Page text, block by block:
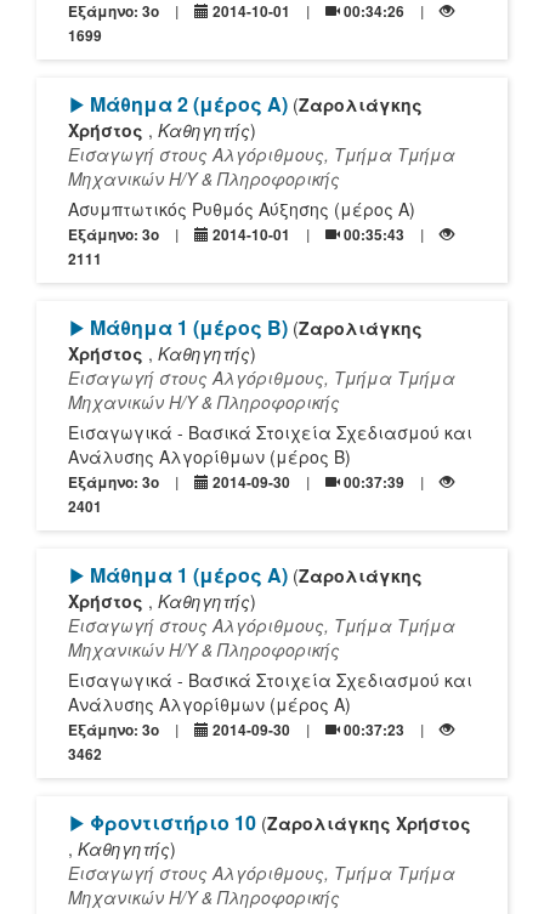
Εξάμηνο: 3o 2014-10-01
00:34:26
1699
[Play]
Μάθημα 2 (μέρος Α) (Ζαρολιάγκης
Χρήστος , Καθηγητής)
Εισαγωγή στους Αλγόριθμους, Τμήμα Τμήμα
Mηχανικών Η/Υ & Πληροφορικής
Ασυμπτωτικός Ρυθμός Αύξησης (μέρος Α)
Εξάμηνο: 3o 2014-10-01
00:35:43
2111
[Play]
Μάθημα 1 (μέρος Β) (Ζαρολιάγκης
Χρήστος , Καθηγητής)
Εισαγωγή στους Αλγόριθμους, Τμήμα Τμήμα
Mηχανικών Η/Υ & Πληροφορικής
Εισαγωγικά - Βασικά Στοιχεία Σχεδιασμού και
Ανάλυσης Αλγορίθμων (μέρος Β)
Εξάμηνο: 3o 2014-09-30
00:37:39
2401
[Play]
Μάθημα 1 (μέρος Α) (Ζαρολιάγκης
Χρήστος , Καθηγητής)
Εισαγωγή στους Αλγόριθμους, Τμήμα Τμήμα
Mηχανικών Η/Υ & Πληροφορικής
Εισαγωγικά - Βασικά Στοιχεία Σχεδιασμού και
Ανάλυσης Αλγορίθμων (μέρος Α)
Εξάμηνο: 3o 2014-09-30
00:37:23
3462
[Play]
Φροντιστήριο 10 (Ζαρολιάγκης Χρήστος
, Καθηγητής)
Εισαγωγή στους Αλγόριθμους, Τμήμα Τμήμα
Mηχανικών Η/Υ & Πληροφορικής